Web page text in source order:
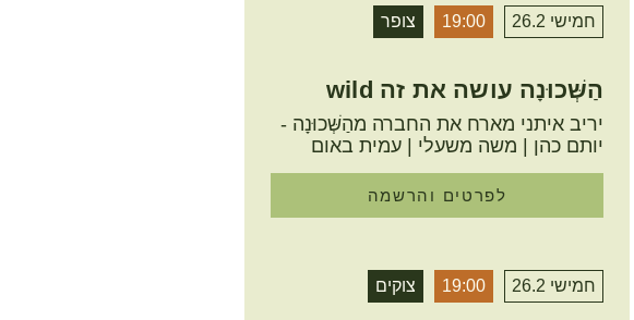
חמישי 26.2 19:00 צופר
הַשְּׁכוּנָה עושה את זה wild
יריב איתני מארח את החברה מהַשְּׁכוּנָה -
יותם כהן | משה משעלי | עמית באום
לפרטים והרשמה
חמישי 26.2 19:00 צוקים